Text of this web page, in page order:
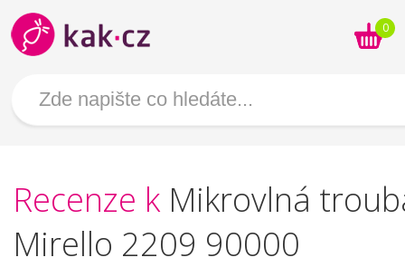
0
Recenze k Mikrovlná
Mirello 2209 90000